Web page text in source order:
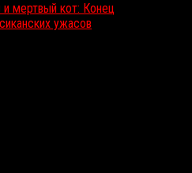
и мертвый кот: Конец
ужасов